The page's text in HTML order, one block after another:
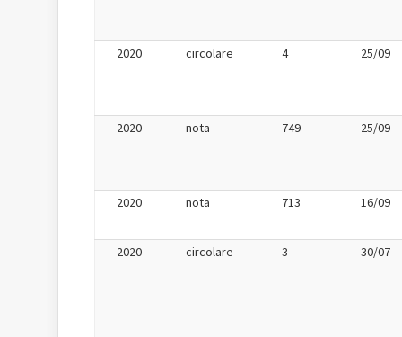
2020 circolare 4 25/09
2020 nota 749 25/09
2020 nota 713 16/09
2020 circolare 3 30/07